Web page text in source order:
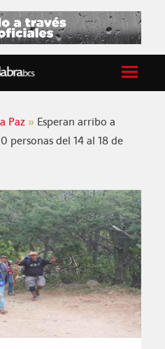
Paz
Esperan arribo a
personas del 14 al 18 de